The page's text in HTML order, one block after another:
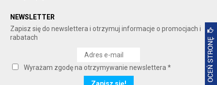
NEWSLETTER
Zapisz się do newslettera i otrzymuj informacje o promocjach i
rabatach
Wyrażam zgodę na otrzymywanie newslettera *